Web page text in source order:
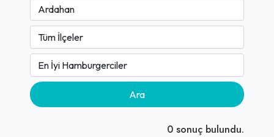
Ara
0 sonuç bulundu.